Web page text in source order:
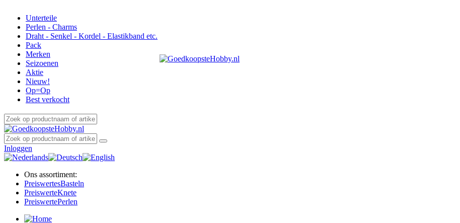
Unterteile
Perlen - Charms
Draht - Senkel - Kordel - Elastikband etc.
Pack
Merken
Seizoenen
Aktie
Nieuw!
Op=Op
Best verkocht
Inloggen
Ons assortiment:
PreiswertesBasteln
PreiswerteKnete
PreiswertePerlen